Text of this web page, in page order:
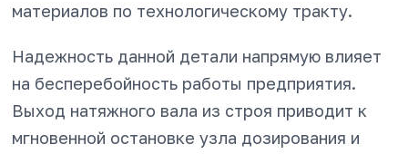
материалов по технологическому тракту.
Надежность данной детали напрямую влияет
на бесперебойность работы предприятия.
Выход натяжного вала из строя приводит к
мгновенной остановке узла дозирования и